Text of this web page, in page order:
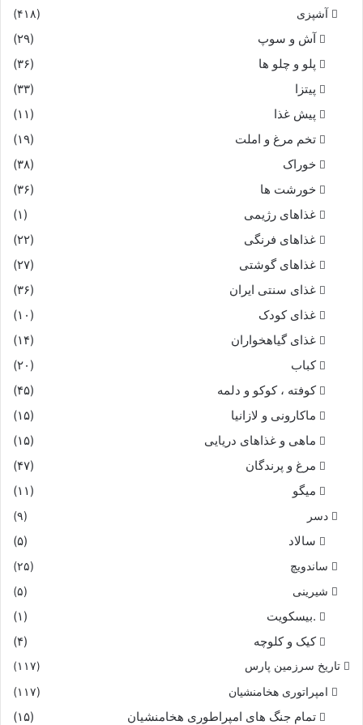
آشپزی (۴۱۸)
آش و سوپ
(۲۹)
پلو و چلو ها
(۳۶)
پیتزا
(۳۳)
پیش غذا
(۱۱)
تخم مرغ و املت
(۱۹)
خوراک
(۳۸)
خورشت ها
(۳۶)
غذاهای رژیمی
(۱)
غذاهای فرنگی
(۲۲)
غذاهای گوشتی
(۲۷)
غذای سنتی ایران
(۳۶)
غذای کودک
(۱۰)
غذای گیاهخواران
(۱۴)
کباب
(۲۰)
کوفته ، کوکو و دلمه
(۴۵)
ماکارونی و لازانیا
(۱۵)
ماهی و غذاهای دریایی
(۱۵)
مرغ و پرندگان
(۴۷)
میگو
(۱۱)
دسر (۹)
سالاد (۵)
ساندویچ
(۲۵)
شیرینی
(۵)
.بیسکویت
(۱)
کیک و کلوچه
(۴)
تاریخ سرزمین پارس (۱۱۷)
امپراتوری هخامنشیان (۱۱۷)
تمام جنگ های امپراطوری هخامنشیان
(۱۵)